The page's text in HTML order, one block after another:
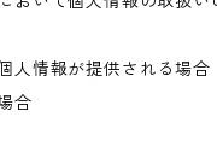
人情報が提供される場合
合